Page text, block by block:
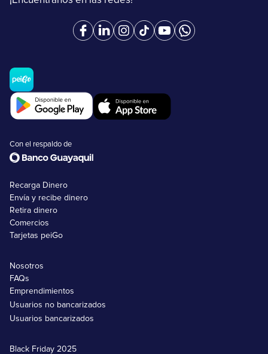
Con el respaldo de
Recarga Dinero
Envía y recibe dinero
Retira dinero
Comercios
Tarjetas peiGo
Nosotros
FAQs
Emprendimientos
Usuarios no bancarizados
Usuarios bancarizados
Black Friday 2025